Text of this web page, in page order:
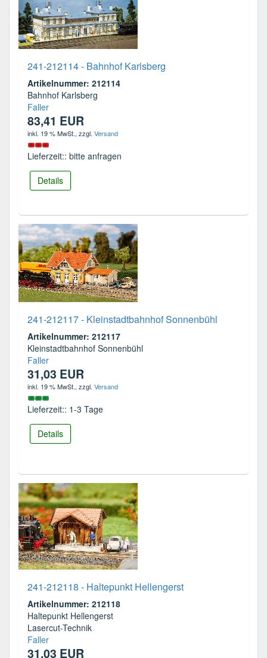
241-212114 - Bahnhof Karlsberg
Artikelnummer: 212114
Bahnhof Karlsberg
Faller
83,41 EUR
inkl. 19 % MwSt., zzgl. Versand
Lieferzeit:: bitte anfragen
Details
241-212117 - Kleinstadtbahnhof Sonnenbühl
Artikelnummer: 212117
Kleinstadtbahnhof Sonnenbühl
Faller
31,03 EUR
inkl. 19 % MwSt., zzgl. Versand
Lieferzeit:: 1-3 Tage
Details
241-212118 - Haltepunkt Hellengerst
Artikelnummer: 212118
Haltepunkt Hellengerst
Lasercut-Technik
Faller
31,03 EUR